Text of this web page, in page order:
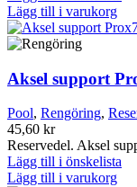
Lägg till i varukorg
Aksel support
Pool, Rengöring,
45,60 kr
Reservedel. Aksel
Lägg till i önskelista
Lägg till i varukorg